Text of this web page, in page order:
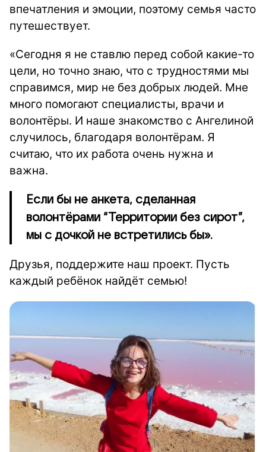
впечатления и эмоции, поэтому семья часто
путешествует.
«Сегодня я не ставлю перед собой какие-то
цели, но точно знаю, что с трудностями мы
справимся, мир не без добрых людей. Мне
много помогают специалисты, врачи и
волонтёры. И наше знакомство с Ангелиной
случилось, благодаря волонтёрам. Я
считаю, что их работа очень нужна и
важна.
Если бы не анкета, сделанная
волонтёрами “Территории без сирот”,
мы с дочкой не встретились бы».
Друзья, поддержите наш проект. Пусть
каждый ребёнок найдёт семью!